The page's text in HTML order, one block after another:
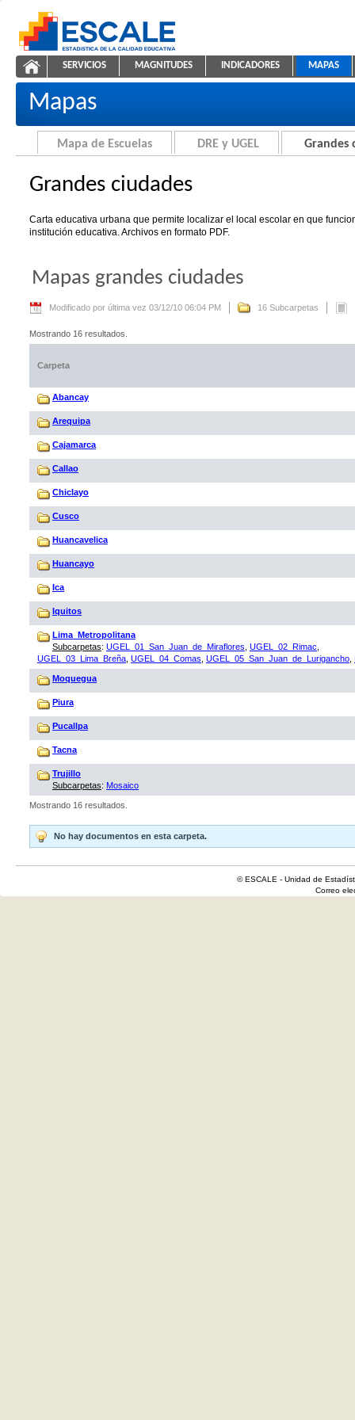
ESCALE - Unidad de Estadística Educativa
Grandes ciudades
NAVEGACIÓN
SERVICIOS MAGNITUDES INDICADORES MAPAS
Mapas
Mapa de Escuelas DRE y UGEL Grandes
Grandes ciudades
Carta educativa urbana que permite localizar el local escolar en que
institución educativa. Archivos en formato PDF.
Mapas grandes ciudades
Modificado por última vez 03/12/10 06:04 PM 16 Subcarpetas
Mostrando 16 resultados.
Carpeta
Abancay
Arequipa
Cajamarca
Callao
Chiclayo
Cusco
Huancavelica
Huancayo
Ica
Iquitos
Lima_Metropolitana
Subcarpetas: UGEL_01_San_Juan_de_Miraflores UGEL_02_Rimac
UGEL_03_Lima_Breña UGEL_04_Comas UGEL_05_San_Juan_de_Lurigancho
Moquegua
Piura
Pucallpa
Tacna
Trujillo
Subcarpetas: Mosaico
Mostrando 16 resultados.
No hay documentos en esta carpeta.
© ESCALE - Unidad de
Correo